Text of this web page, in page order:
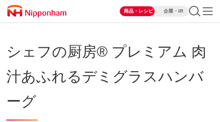
商品・レシピ 企業・IR
シェフの厨房® プレミアム 肉
汁あふれるデミグラスハンバ
ーグ